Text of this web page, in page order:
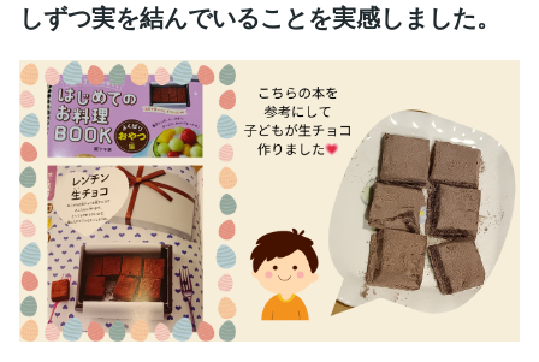
しずつ実を結んでいることを実感しました。